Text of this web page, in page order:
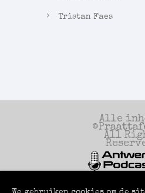
Tristan Faes
Alle
All